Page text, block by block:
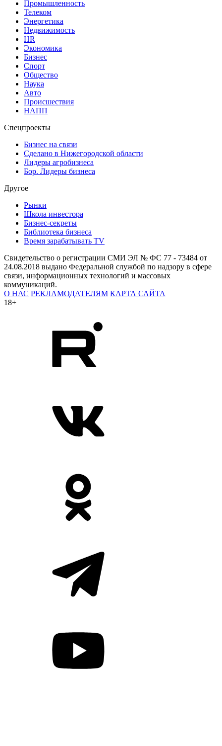
Промышленность
Телеком
Энергетика
Недвижимость
HR
Экономика
Бизнес
Спорт
Общество
Наука
Авто
Происшествия
НАПП
Спецпроекты
Бизнес на связи
Сделано в Нижегородской области
Лидеры агробизнеса
Бор. Лидеры бизнеса
Другое
Рынки
Школа инвестора
Бизнес-секреты
Библиотека бизнеса
Время зарабатывать TV
Свидетельство о регистрации СМИ ЭЛ № ФС 77 - 73484 от
24.08.2018 выдано Федеральной службой по надзору в сфере
связи, информационных технологий и массовых
коммуникаций.
О НАС РЕКЛАМОДАТЕЛЯМ КАРТА САЙТА
18+